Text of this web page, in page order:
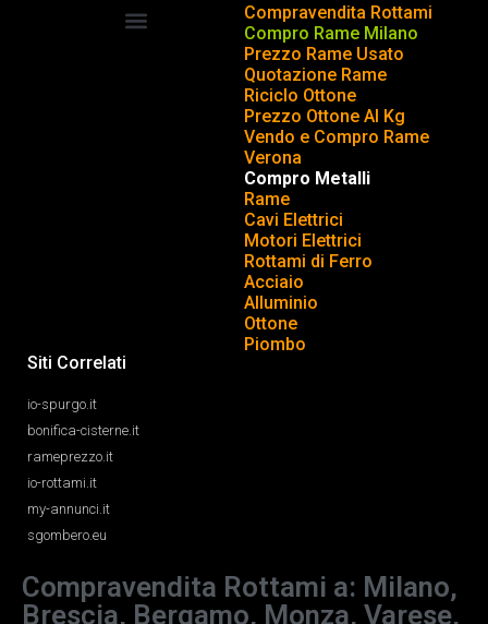
Compravendita Rottami
Compro Rame Milano
Prezzo Rame Usato
Quotazione Rame
Riciclo Ottone
Prezzo Ottone Al Kg
Vendo e Compro Rame
Verona
Compro Metalli
Rame
Cavi Elettrici
Motori Elettrici
Rottami di Ferro
Acciaio
Alluminio
Ottone
Piombo
Siti Correlati
io-spurgo.it
bonifica-cisterne.it
rameprezzo.it
io-rottami.it
my-annunci.it
sgombero.eu
Compravendita Rottami a: Milano,
Brescia, Bergamo, Monza, Varese,